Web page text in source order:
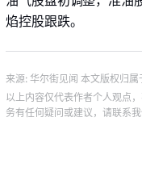
焰控股跟跌。
来源: 华尔街见闻 本文版权归属
以上内容仅代表作者个人观点
务有任何疑问或建议，请联系我